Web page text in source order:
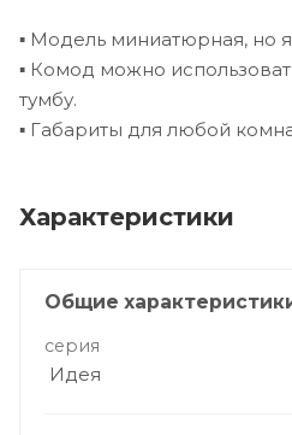
▪ Модель миниатюрная, но
▪ Комод можно
тумбу.
▪ Габариты для любой
Характеристики
Общие
серия
Идея